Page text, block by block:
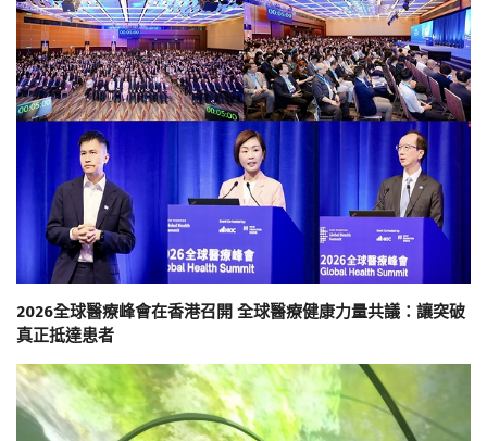
2026全球醫療峰會在香港召開 全球醫療健康力量共議：讓突破
真正抵達患者